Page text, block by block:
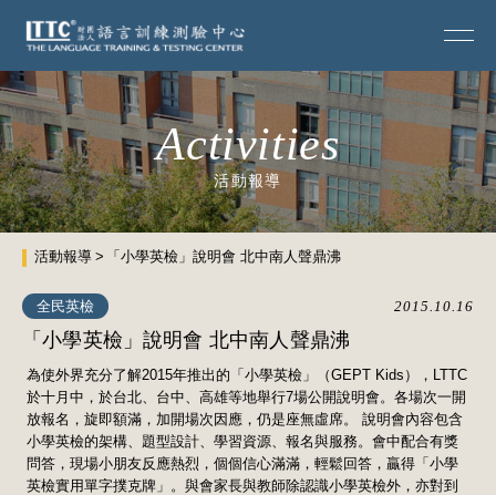
Activities
活動報導
活動報導 「小學英檢」說明會 北中南人聲鼎沸
全民英檢 2015.10.16
「小學英檢」說明會 北中南人聲鼎沸
為使外界充分了解2015年推出的「小學英檢」（GEPT Kids），LTTC
於十月中，於台北、台中、高雄等地舉行7場公開說明會。各場次一開
放報名，旋即額滿，加開場次因應，仍是座無虛席。 說明會內容包含
小學英檢的架構、題型設計、學習資源、報名與服務。會中配合有獎
問答，現場小朋友反應熱烈，個個信心滿滿，輕鬆回答，贏得「小學
英檢實用單字撲克牌」。與會家長與教師除認識小學英檢外，亦對到